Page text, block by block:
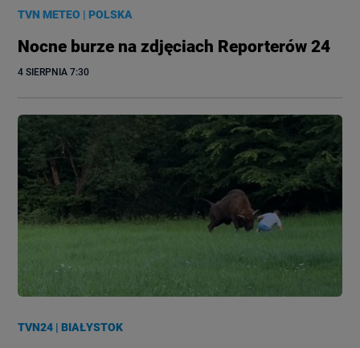
TVN METEO |POLSKA
Nocne burze na zdjęciach Reporterów 24
4 SIERPNIA 7:30
TVN24 |BIAŁYSTOK